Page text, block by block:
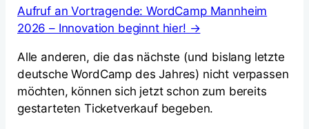
Aufruf an Vortragende: WordCamp Mannheim
2026 – Innovation beginnt hier! →
Alle anderen, die das nächste (und bislang letzte
deutsche WordCamp des Jahres) nicht verpassen
möchten, können sich jetzt schon zum bereits
gestarteten Ticketverkauf begeben.